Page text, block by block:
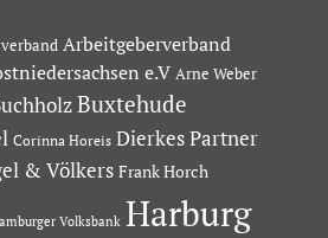
Arbeitgeberverband
e.V Arne Weber
Buxtehude
Corinna Horeis Dierkes Partner
& Völkers Frank Horch
Volksbank Harburg